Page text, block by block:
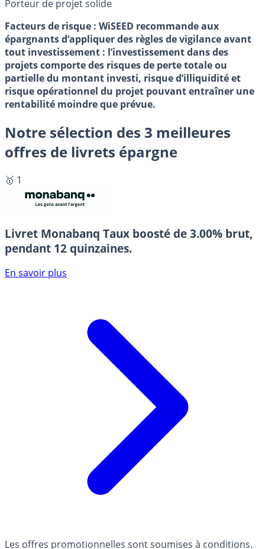
Porteur de projet solide
Facteurs de risque : WiSEED recommande aux
épargnants d’appliquer des règles de vigilance avant
tout investissement : l’investissement dans des
projets comporte des risques de perte totale ou
partielle du montant investi, risque d’illiquidité et
risque opérationnel du projet pouvant entraîner une
rentabilité moindre que prévue.
Notre sélection des 3 meilleures
offres de livrets épargne
🥇 1
Livret Monabanq Taux boosté de 3.00% brut,
pendant 12 quinzaines.
En savoir plus
Les offres promotionnelles sont soumises à conditions.